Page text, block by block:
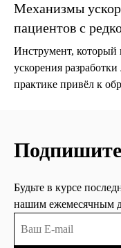
Механизмы
пациентов с
Инструмент, который
ускорения
практике привёл к
Будьте в курсе
нашим ежемесячным